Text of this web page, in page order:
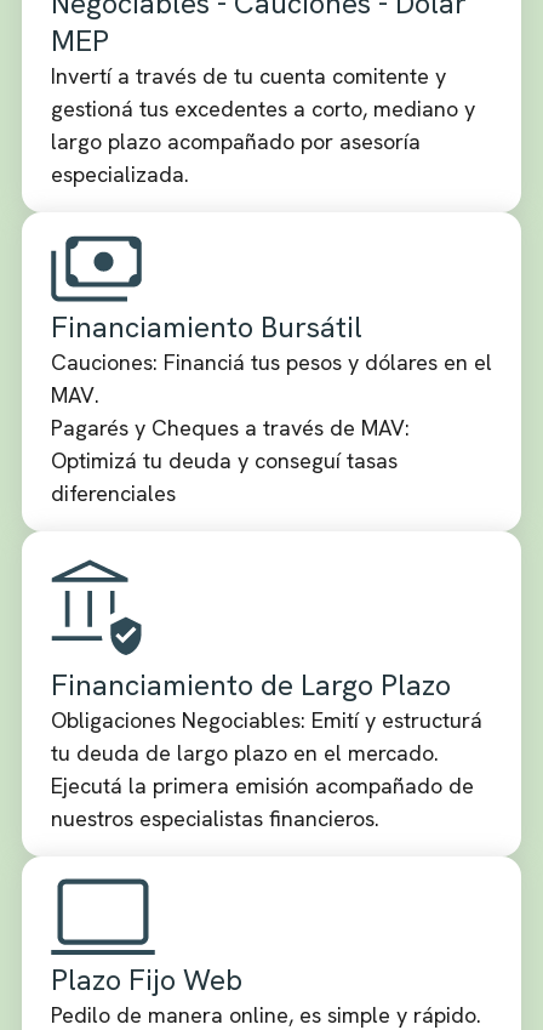
MEP
Invertí a través de tu cuenta comitente y
gestioná tus excedentes a corto, mediano y
largo plazo acompañado por asesoría
especializada.
Financiamiento Bursátil
Cauciones: Financiá tus pesos y dólares en el
MAV.
Pagarés y Cheques a través de MAV:
Optimizá tu deuda y conseguí tasas
diferenciales
Financiamiento de Largo Plazo
Obligaciones Negociables: Emití y estructurá
tu deuda de largo plazo en el mercado.
Ejecutá la primera emisión acompañado de
nuestros especialistas financieros.
Plazo Fijo Web
Pedilo de manera online, es simple y rápido.